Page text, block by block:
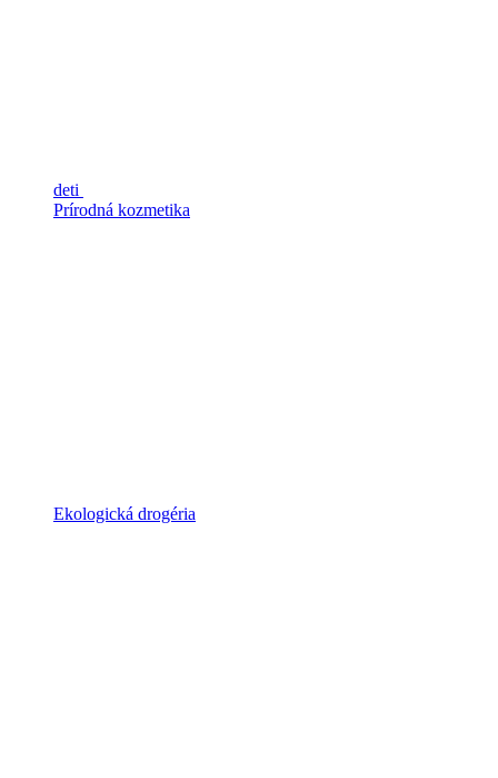
deti
Prírodná kozmetika
Ekologická drogéria